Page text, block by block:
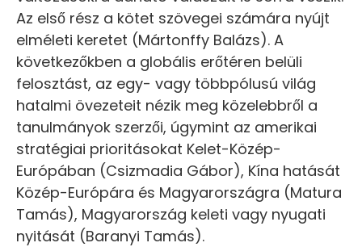
Az első rész a kötet szövegei számára nyújt
elméleti keretet (Mártonffy Balázs). A
következőkben a globális erőtéren belüli
felosztást, az egy- vagy többpólusú világ
hatalmi övezeteit nézik meg közelebbről a
tanulmányok szerzői, úgymint az amerikai
stratégiai prioritásokat Kelet-Közép-
Európában (Csizmadia Gábor), Kína hatását
Közép-Európára és Magyarországra (Matura
Tamás), Magyarország keleti vagy nyugati
nyitását (Baranyi Tamás).